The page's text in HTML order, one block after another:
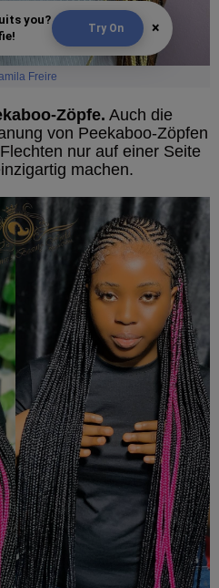
you?
Try On ×
Freire
Zöpfe. Auch die
von Peekaboo-Zöpfen
nur auf einer Seite
machen.